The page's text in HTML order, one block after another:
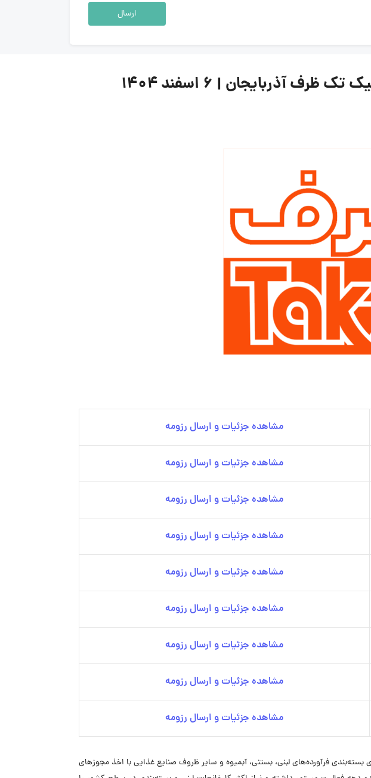
ارسال
| ۶ اسفند ۱۴۰۴
مشاهده جزئیات و ارسال رزومه
مشاهده جزئیات و ارسال رزومه
مشاهده جزئیات و ارسال رزومه
مشاهده جزئیات و ارسال رزومه
مشاهده جزئیات و ارسال رزومه
مشاهده جزئیات و ارسال رزومه
مشاهده جزئیات و ارسال رزومه
مشاهده جزئیات و ارسال رزومه
مشاهده جزئیات و ارسال رزومه
یک‌بارمصرف برای بسته‌بندی فرآورده‌های لبنی، بستنی، آبمیوه و سایر ظروف صنایع غذایی با اخذ مجوزهای